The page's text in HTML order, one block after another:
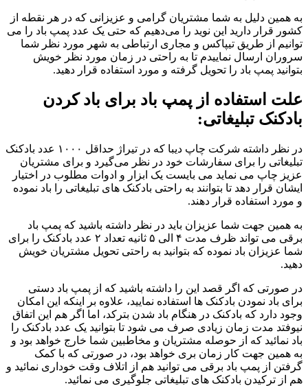
به همین دلیل به شما مشتریان گرامی و عزیزانی که در هر نقطه از
کشور قرار دارید این نوید را می‌دهیم که حتی یک عدد پمپ باد را می
توانیم از طریق تیپاکس و مجاری ارتباطی به شهر مورد نظر شما
سروران ارسال نماییدم تا به راحتی در زمان مورد نظر خویش
بتوانید پمپ باد را تحویل گرفته و مورد استفاده قرار دهید.
علت استفاده از پمپ باد برای باد کردن
بادکنک تبلیغاتی:
در نظر داشته شرکت چاپ دیبا که در تیراژ حداقل ۱۰۰۰ عدد بادکنک
تبلیغاتی را برای سفارشات خود در نظر می‌گیرد و برای مشتریان
عزیز چاپ می نماید می بایست یک ابزار و ادوات مطلوب در اختیار
ایشان قرار دهد تا بتوانند به راحتی بادکنک های تبلیغاتی را باد نموده
و مورد استفاده قرار دهند.
به همین جهت شما عزیزان باید در نظر داشته باشید که پمپ باد
برقی می تواند ظرف مدت ۴ الی ۵ ثانیه تعداد ۲ عدد بادکنک را برای
شما عزیزان باد نموده که بتوانید به راحتی تحویل مشتریان خویش
دهید.
در صورتی که اگر قصد این را داشته باشید که از پمپ باد دستی
برای باد نمودن بادکنک ها استفاده نمایید، علاوه بر اینکه این امکان
وجود دارد که بادکنک در هنگام باد شدن بترکد، اما اگر هم این اتفاق
نیوفتد مدت زمان زیادی صرف می شود تا بتوانید یک عدد بادکنک را
باد نمائید که از حوصله مشتریان و مخاطبین شما خارج خواهد بود و
به همین جهت کار زمان بری خواهد بود، در صورتی که با کمک
گرفتن از پمپ باد برقی می توانید هم از اتلاف وقت خوداری نمائید و
هم از ترکیدن بادکنک های تبلیغاتی جلوگیری می نمائید.